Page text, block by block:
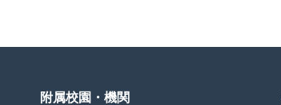
附属校園・機関